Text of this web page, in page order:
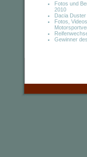
Fotos und
2010
Dacia
Fotos,
Gewinner